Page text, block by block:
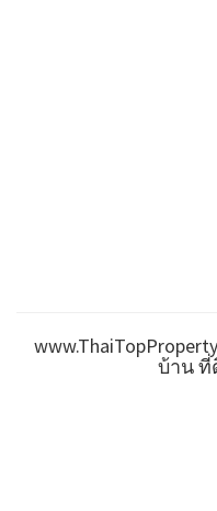
บ้าน